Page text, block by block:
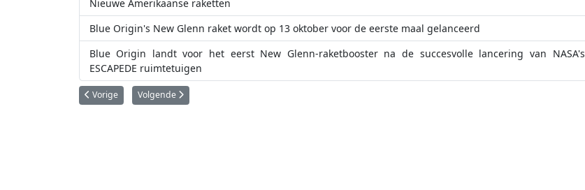
Nieuwe Amerikaanse raketten
Blue Origin's New Glenn raket wordt op 13 oktober voor de eerste maal gelanceerd
Blue Origin landt voor het eerst New Glenn-raketbooster na de succesvolle lancering van NASA's
ESCAPEDE ruimtetuigen
Vorig artikel: Commerciële maanlander Blue Ghost komt in een baan om de maan terecht
Vorige Volgende artikel: Nieuwe raket van Blue Origin is klaar voor eerste lancering
Volgende